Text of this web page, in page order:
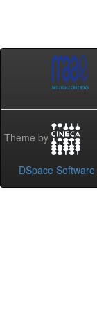
Theme by
DSpace Software